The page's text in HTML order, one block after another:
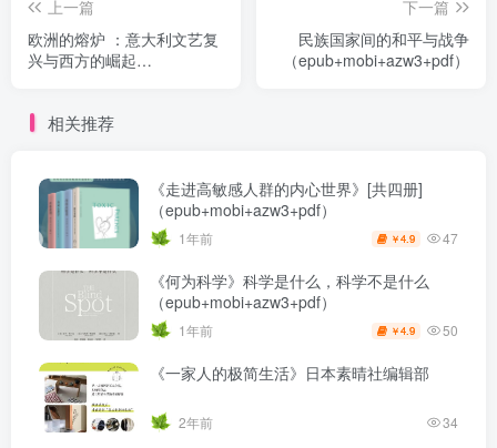
上一篇
欧洲的熔炉 ：意大利文艺复
兴与西方的崛起
下一篇
民族国家间的和平与战争
（epub+mobi+azw3+pdf）
相关推荐
《走进高敏感人群的内心世界》[共四册]
（epub+mobi+azw3+pdf）
1年前 ￥4.9 47
《何为科学》科学是什么，科学不是什么
（epub+mobi+azw3+pdf）
1年前 ￥4.9 50
《一家人的极简生活》日本素晴社编辑部
2年前 34